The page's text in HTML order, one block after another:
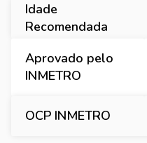
Idade
Recomendada
Aprovado pelo
INMETRO
OCP INMETRO